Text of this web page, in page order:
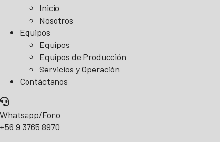
Inicio
Nosotros
Equipos
Equipos
Equipos de Producción
Servicios y Operación
Contáctanos
Whatsapp/Fono
+56 9 3765 8970